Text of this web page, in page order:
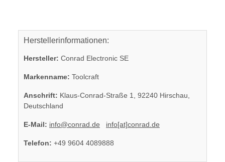
Herstellerinformationen:
Hersteller: Conrad Electronic SE
Markenname: Toolcraft
Anschrift: Klaus-Conrad-Straße 1, 92240 Hirschau,
Deutschland
E-Mail: info@conrad.de info[at]conrad.de
Telefon: +49 9604 4089888